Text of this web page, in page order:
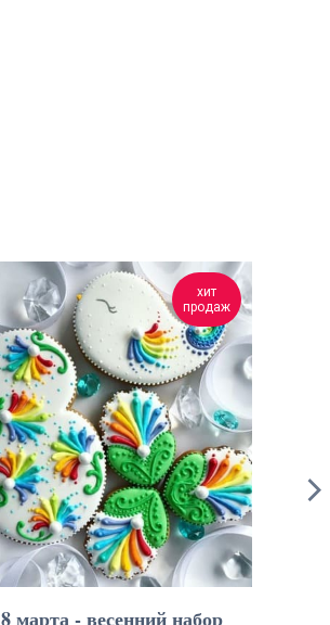
хит
продаж
8 марта - весенний набор